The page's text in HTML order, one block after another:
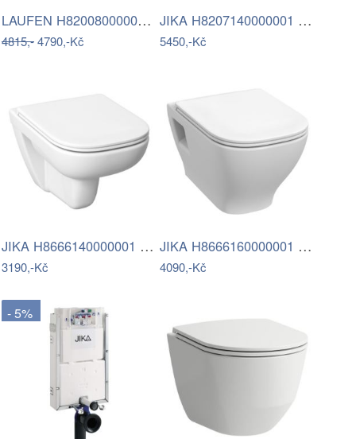
LAUFEN H8200800000001 - Závěsné WC LUA…
4815,-4790,-Kč
JIKA H8207140000001 - Závěsné WC MIO…
5450,-Kč
JIKA H8666140000001 - Závěsné WC DEEP +…
3190,-Kč
JIKA H8666160000001 - Závěsné WC DEEP +…
4090,-Kč
- 5%